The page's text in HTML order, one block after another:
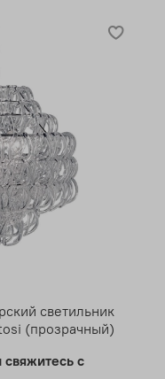
светильник
(прозрачный)
с